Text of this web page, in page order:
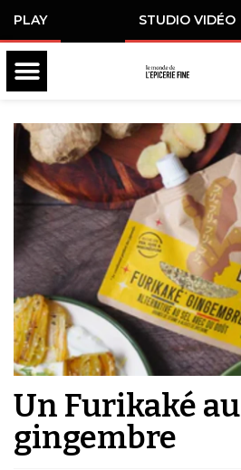
PLAY STUDIO VIDÉO
Un Furikaké au
gingembre